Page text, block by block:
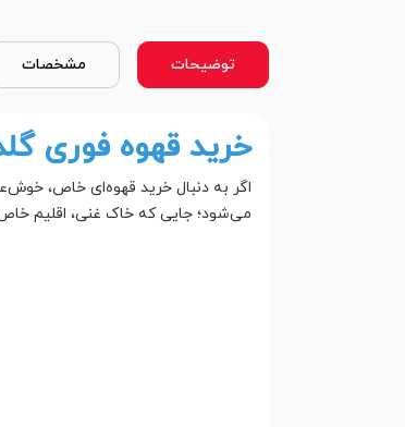
توضیحات مشخصات
خرید قهوه فوری
اگر به دنبال خرید قهوه‌ای خاص،
می‌شود؛ جایی که خاک غنی، اقلیم